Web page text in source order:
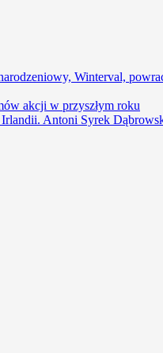
Winterval,
akcji w przyszłym roku
Irlandii. Antoni Syrek